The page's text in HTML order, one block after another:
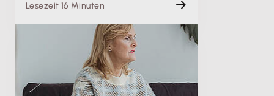
Lesezeit 16 Minuten